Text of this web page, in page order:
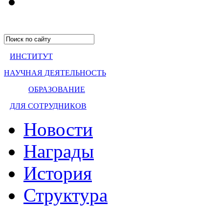
ИНСТИТУТ
НАУЧНАЯ ДЕЯТЕЛЬНОСТЬ
ОБРАЗОВАНИЕ
ДЛЯ СОТРУДНИКОВ
Новости
Награды
История
Структура